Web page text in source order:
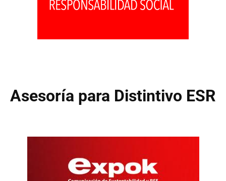
Asesoría para Distintivo ESR